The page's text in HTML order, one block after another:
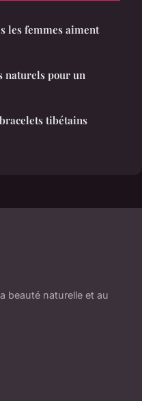
les femmes aiment
naturels pour un
tibétains
beauté naturelle et au